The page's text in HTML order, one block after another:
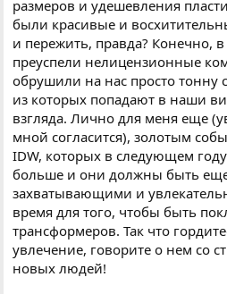
размеров и удешевления
были красивые и
и пережить, правда? Конечно,
преуспели нелицензионные
обрушили на нас просто тонну
из которых попадают в наши
взгляда. Лично для меня еще
мной согласится), золотым
IDW, которых в следующем
больше и они должны быть
захватывающими и
время для того, чтобы быть
трансформеров. Так что
увлечение, говорите о нем со
новых людей!